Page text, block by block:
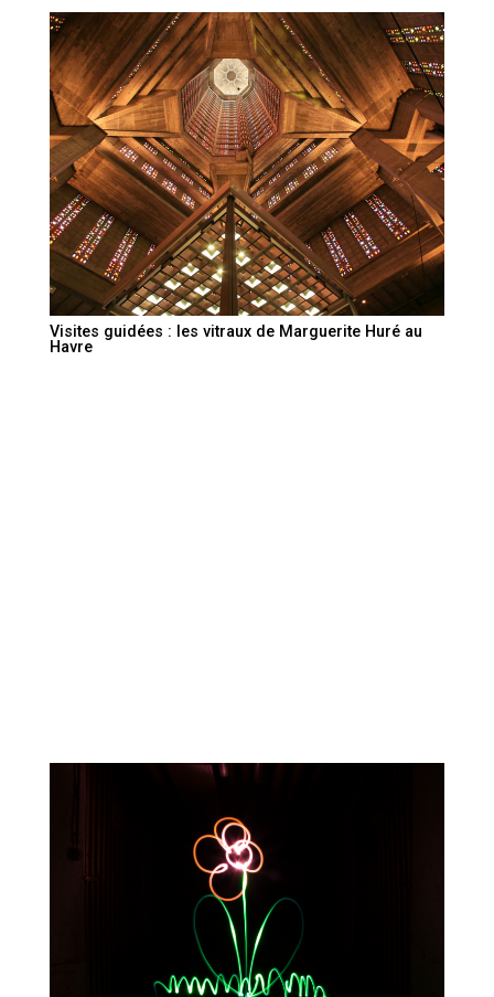
Visites guidées : les vitraux de Marguerite Huré au
Havre